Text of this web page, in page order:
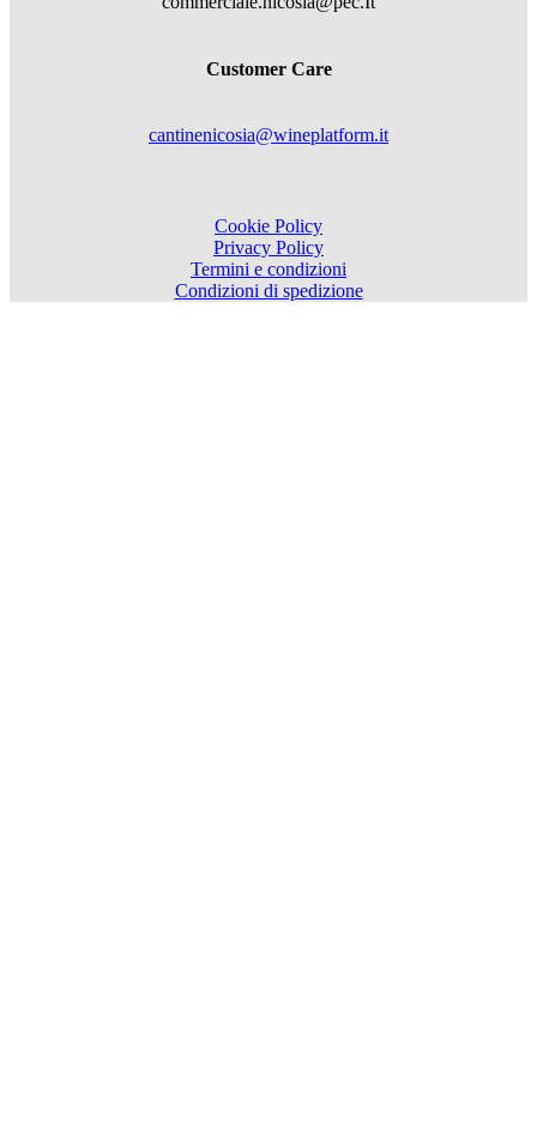
Customer Care
cantinenicosia@wineplatform.it
Cookie Policy
Privacy Policy
Termini e condizioni
Condizioni di spedizione